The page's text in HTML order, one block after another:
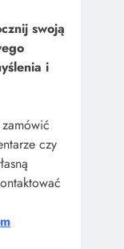
swoją
i
czy